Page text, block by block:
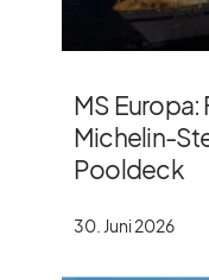
MS Europa:
Michelin-
Pooldeck
30. Juni 2026